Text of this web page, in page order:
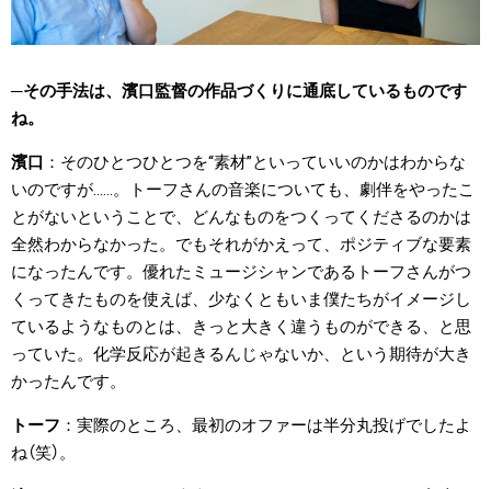
その手法は、濱口監督の作品づくりに通底しているものです
ね。
濱口
そのひとつひとつを“素材”といっていいのかはわからな
いのですが……。トーフさんの音楽についても、劇伴をやったこ
とがないということで、どんなものをつくってくださるのかは
全然わからなかった。でもそれがかえって、ポジティブな要素
になったんです。優れたミュージシャンであるトーフさんがつ
くってきたものを使えば、少なくともいま僕たちがイメージし
ているようなものとは、きっと大きく違うものができる、と思
っていた。化学反応が起きるんじゃないか、という期待が大き
かったんです。
トーフ
実際のところ、最初のオファーは半分丸投げでしたよ
ね（笑）。